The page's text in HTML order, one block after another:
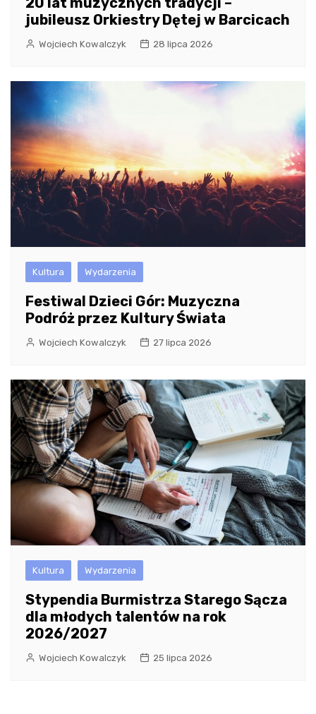
jubileusz Orkiestry Dętej w Barcicach
Wojciech Kowalczyk 28 lipca 2026
Kultura Wydarzenia
Festiwal Dzieci Gór: Muzyczna
Podróż przez Kultury Świata
Wojciech Kowalczyk 27 lipca 2026
Kultura Wydarzenia
Stypendia Burmistrza Starego Sącza
dla młodych talentów na rok
2026/2027
Wojciech Kowalczyk 25 lipca 2026